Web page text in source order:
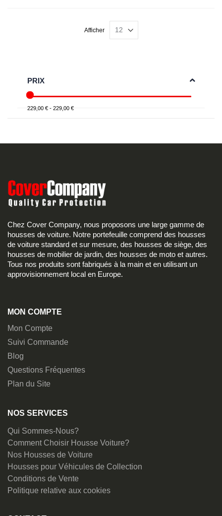
Afficher
PRIX
229,00 € - 229,00 €
Chez Cover Company, nous proposons une large gamme de
housses de voiture. Notre portefeuille comprend des housses
de voiture standard et sur mesure, des housses de siège, des
housses de mobilier de jardin, des housses de moto et autres.
Tous nos produits sont fabriqués à la main et en utilisant un
approvisionnement local en Europe.
MON COMPTE
Mon Compte
Suivi Commande
Blog
Questions Fréquentes
Plan du Site
NOS SERVICES
Qui Sommes-Nous?
Comment Choisir Housse Voiture?
Nos Housses de Voiture
Housses pour Véhicules de Collection
Conditions de Vente
Politique relative aux cookies